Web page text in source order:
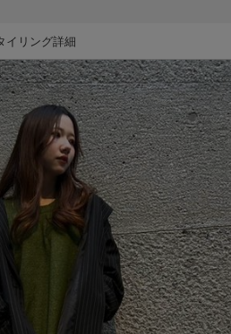
イリング詳細